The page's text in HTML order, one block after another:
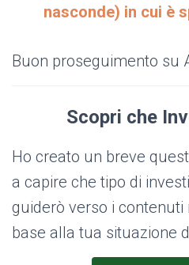
nasconde) in cui è
Buon proseguimento su
Scopri che
Ho creato un breve
a capire che tipo di
guiderò verso i
base alla tua situazione